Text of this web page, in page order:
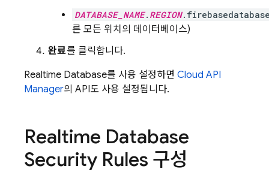
DATABASE_NAME. REGION
른 모든 위치의 데이터베이스)
완료를 클릭합니다.
Realtime Database를 사용 설정하면 Cloud API
Manager의 API도 사용 설정됩니다.
Realtime Database
Security Rules 구성